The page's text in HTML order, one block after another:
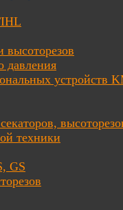
давления
устройств
техники
GS